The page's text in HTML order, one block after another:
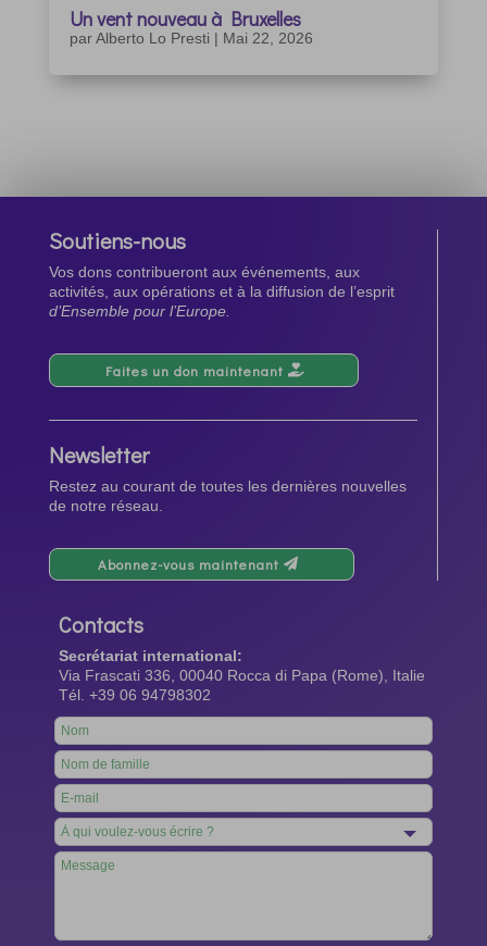
Un vent nouveau à Bruxelles
parAlberto Lo Presti | Mai 22, 2026
Soutiens-nous
Vos dons contribueront aux événements, aux
activités, aux opérations et à la diffusion de l’esprit
d’Ensemble pour l’Europe.
Faites un don maintenant
Newsletter
Restez au courant de toutes les dernières nouvelles
de notre réseau.
Abonnez-vous maintenant
Contacts
Secrétariat international:
Via Frascati 336, 00040 Rocca di Papa (Rome), Italie
Tél. +39 06 94798302
Leave
this
field
blank